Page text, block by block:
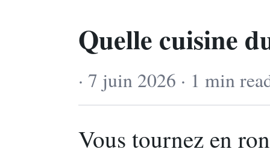
Quelle cuisine
· 7 juin 2026 · 1 min
Vous tournez en